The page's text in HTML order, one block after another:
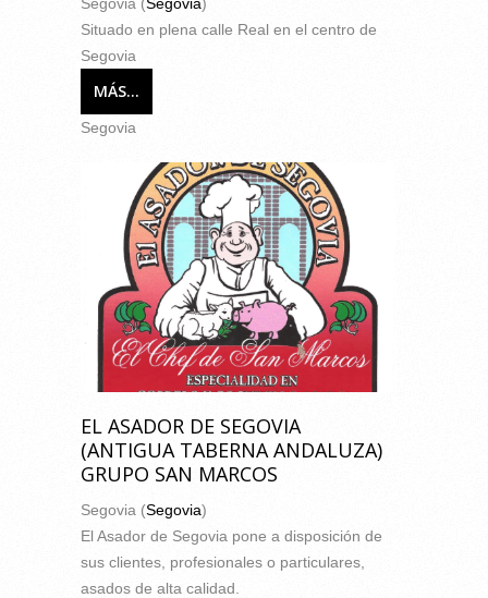
Situado en plena calle Real en el centro de
Segovia
MÁS...
Segovia
EL ASADOR DE SEGOVIA
(ANTIGUA TABERNA ANDALUZA)
GRUPO SAN MARCOS
Segovia (Segovia)
El Asador de Segovia pone a disposición de
sus clientes, profesionales o particulares,
asados de alta calidad.